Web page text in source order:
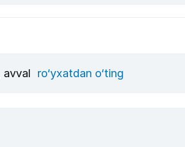
avval ro‘yxatdan o‘ting